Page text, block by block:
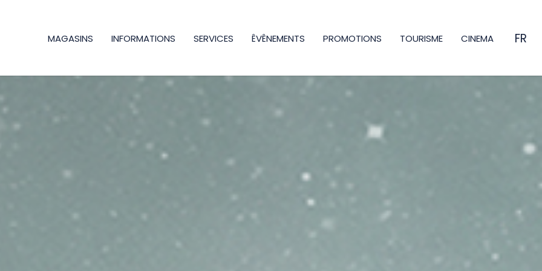
MAGASINS INFORMATIONS SERVICES ÊVÊNEMENTS PROMOTIONS TOURISME CINEMA FR